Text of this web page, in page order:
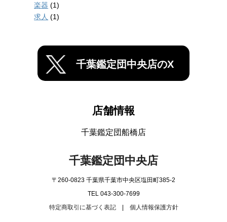
楽器 (1)
求人 (1)
千葉鑑定団中央店のX
店舗情報
千葉鑑定団船橋店
千葉鑑定団中央店
〒260-0823 千葉県千葉市中央区塩田町385-2
TEL 043-300-7699
特定商取引に基づく表記| 個人情報保護方針